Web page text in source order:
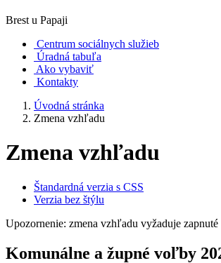
Brest u Papaji
Centrum sociálnych služieb
Úradná tabuľa
Ako vybaviť
Kontakty
Úvodná stránka
Zmena vzhľadu
Zmena vzhľadu
Štandardná verzia s CSS
Verzia bez štýlu
Upozornenie: zmena vzhľadu vyžaduje zapnuté
Komunálne a župné voľby